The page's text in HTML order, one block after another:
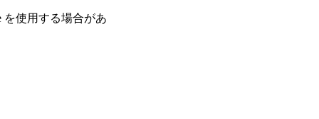
使⽤する場合があ